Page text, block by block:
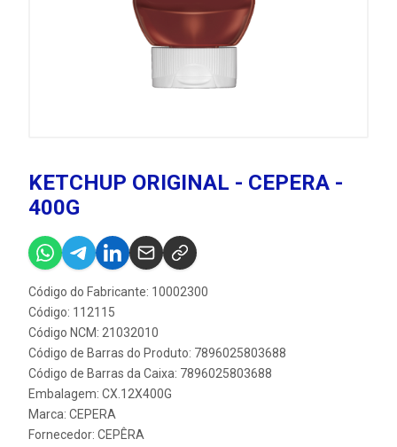
KETCHUP ORIGINAL - CEPERA -
400G
Código do Fabricante: 10002300
Código: 112115
Código NCM: 21032010
Código de Barras do Produto: 7896025803688
Código de Barras da Caixa: 7896025803688
Embalagem: CX.12X400G
Marca: CEPERA
Fornecedor: CEPÊRA